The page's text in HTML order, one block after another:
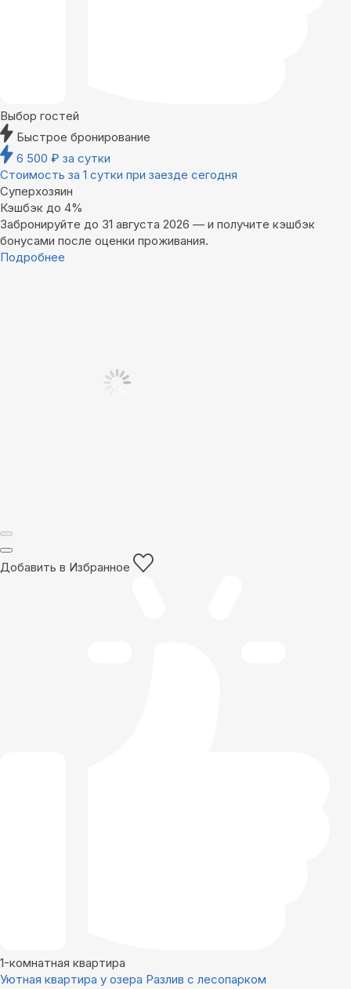
Выбор гостей
Быстрое бронирование
6 500 ₽ за сутки
Стоимость за 1 сутки при заезде сегодня
Суперхозяин
Кэшбэк до 4%
Забронируйте до 31 августа 2026 — и получите кэшбэк
бонусами после оценки проживания.
Подробнее
Добавить в Избранное
1-комнатная квартира
Уютная квартира у озера Разлив с лесопарком